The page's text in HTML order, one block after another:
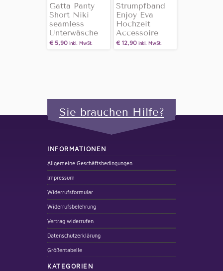
Gatta Panty
Short Niki
seamless
Unterwäsche
€5,90 inkl. MwSt.
Strumpfband
Enjoy Eva
Hochzeit
Accessoire
€12,90 inkl. MwSt.
Sie brauchen Hilfe?
INFORMATIONEN
Allgemeine Geschäftsbedingungen
Impressum
Widerrufsformular
Widerrufsbelehrung
Vertrag widerrufen
Datenschutzerklärung
Größentabelle
KATEGORIEN